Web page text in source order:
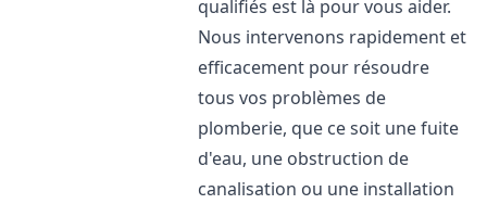
qualifiés est là pour vous aider.
Nous intervenons rapidement et
efficacement pour résoudre
tous vos problèmes de
plomberie, que ce soit une fuite
d'eau, une obstruction de
canalisation ou une installation